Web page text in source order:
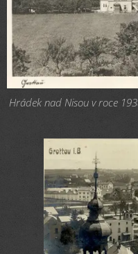
Hrádek nad Nisou v roce